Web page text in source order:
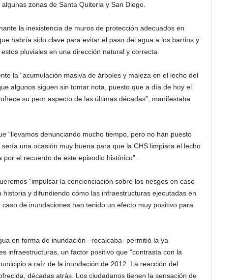
zonas de Santa Quiteria y San Diego.
la inexistencia de muros de protección adecuados en
habría sido clave para evitar el paso del agua a los barrios y
pluviales en una dirección natural y correcta.
la “acumulación masiva de árboles y maleza en el lecho del
algunos siguen sin tomar nota, puesto que a día de hoy el
su peor aspecto de las últimas décadas”, manifestaba
“llevamos denunciando mucho tiempo, pero no han puesto
una ocasión muy buena para que la CHS limpiara el lecho
el recuerdo de este episodio histórico”.
“impulsar la concienciación sobre los riesgos en caso
y difundiendo cómo las infraestructuras ejecutadas en
de inundaciones han tenido un efecto muy positivo para
en forma de inundación –recalcaba- permitió la ya
infraestructuras, un factor positivo que “contrasta con la
a raíz de la inundación de 2012. La reacción del
décadas atrás. Los ciudadanos tienen la sensación de